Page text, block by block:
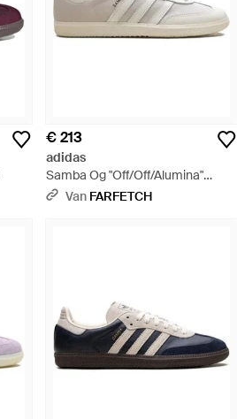
€ 213
adidas
Samba Og "Off/Off/Alumina"
Sneakers - Wit
Van FARFETCH